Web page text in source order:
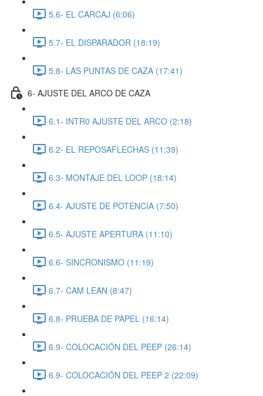
5.6- EL CARCAJ (6:06)
5.7- EL DISPARADOR (18:19)
5.8- LAS PUNTAS DE CAZA (17:41)
6- AJUSTE DEL ARCO DE CAZA
6.1- INTR0 AJUSTE DEL ARCO (2:18)
6.2- EL REPOSAFLECHAS (11:39)
6.3- MONTAJE DEL LOOP (18:14)
6.4- AJUSTE DE POTENCIA (7:50)
6.5- AJUSTE APERTURA (11:10)
6.6- SINCRONISMO (11:19)
6.7- CAM LEAN (8:47)
6.8- PRUEBA DE PAPEL (16:14)
6.9- COLOCACIÓN DEL PEEP (26:14)
6.9- COLOCACIÓN DEL PEEP 2 (22:09)